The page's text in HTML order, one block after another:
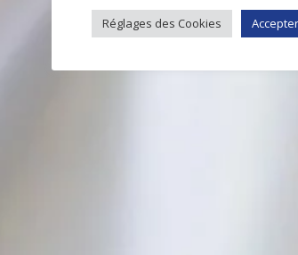
Réglages des Cookies